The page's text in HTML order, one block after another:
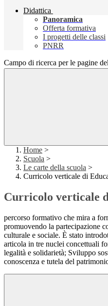
Didattica
Panoramica
Offerta formativa
I progetti delle classi
PNRR
Campo di ricerca per le pagine
Home >
Scuola >
Le carte della scuola >
Curricolo verticale di
Curricolo verticale
percorso formativo che mira a
promuovendo la partecipazione
culturale e sociale. È stato
articola in tre nuclei concettuali
legalità e solidarietà; Sviluppo
conoscenza e tutela del